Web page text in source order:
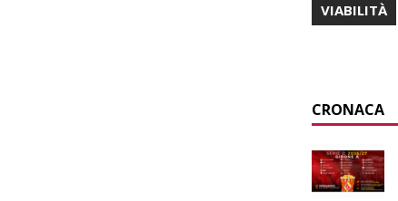
VIABILITÀ
CRONACA